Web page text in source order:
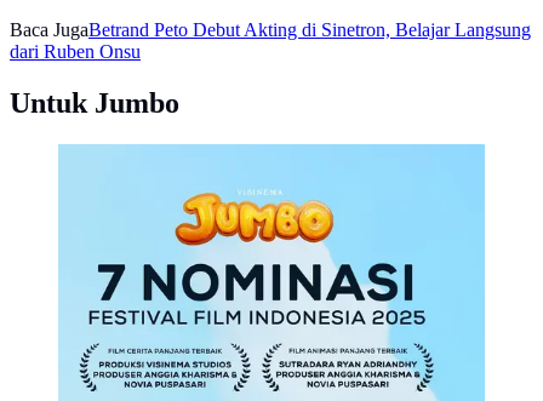
Baca JugaBetrand Peto Debut Akting di Sinetron, Belajar Langsung
dari Ruben Onsu
Untuk Jumbo